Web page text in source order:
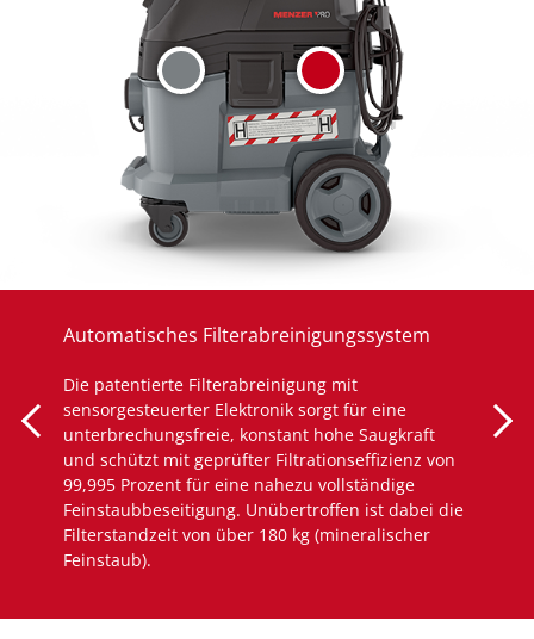
Automatisches Filterabreinigungssystem
Die patentierte Filterabreinigung mit
sensorgesteuerter Elektronik sorgt für eine
unterbrechungsfreie, konstant hohe Saugkraft
und schützt mit geprüfter Filtrationseffizienz von
99,995 Prozent für eine nahezu vollständige
Feinstaubbeseitigung. Unübertroffen ist dabei die
Filterstandzeit von über 180 kg (mineralischer
Feinstaub).